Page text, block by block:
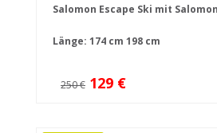
Salomon Escape Ski mit
Länge: 174 cm 198 cm
250 € 129 €